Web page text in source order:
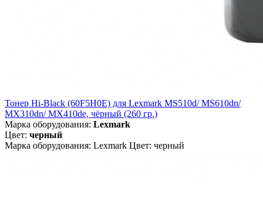
Тонер Hi-Black (60F5H0E) для Lexmark MS510d/ MS610dn/
MX310dn/ MX410de, чёрный (260 гр.)
Марка оборудования: Lexmark
Цвет: черный
Марка оборудования: Lexmark Цвет: черный